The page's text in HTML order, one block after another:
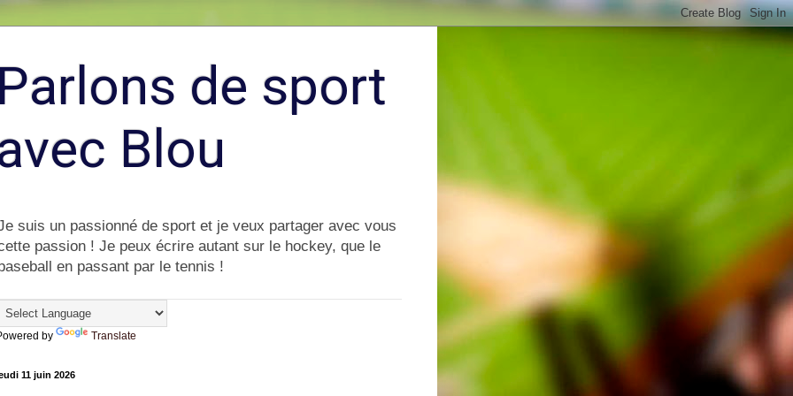
de sport
Blou
suis un passionné de sport et je veux partager avec vous
passion ! Je peux écrire autant sur le hockey, que le
en passant par le tennis !
by Translate
11 juin 2026